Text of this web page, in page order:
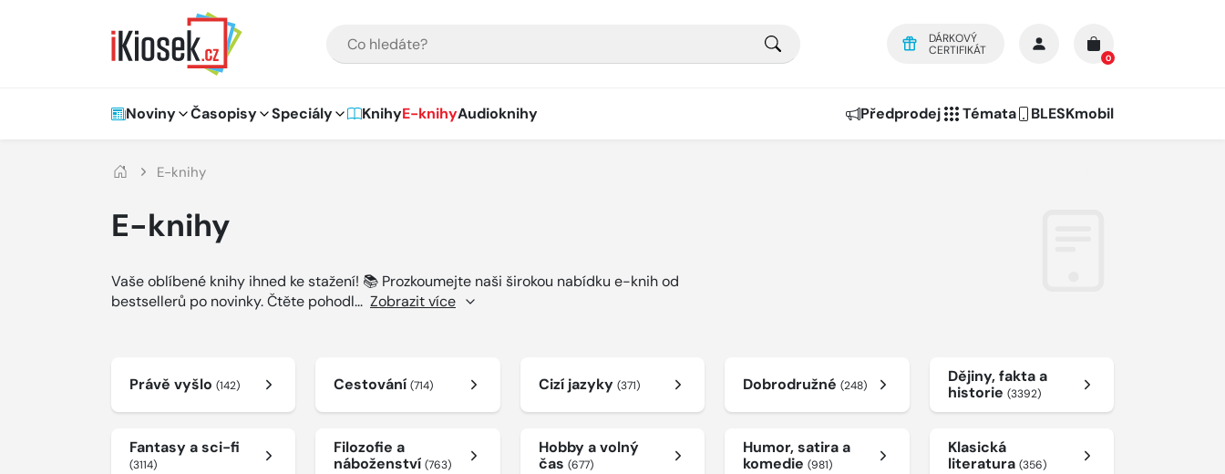
DÁRKOVÝ
CERTIFIKÁT
0
Hlavní navigace
Noviny Časopisy Speciály KnihyE-knihyAudioknihy Předprodej Témata BLESKmobil
E-knihy
E-knihy
Vaše oblíbené knihy ihned ke stažení! 📚 Prozkoumejte naši širokou nabídku e-knih od
bestsellerů po novinky. Čtěte pohodl... Zobrazit více
Právě vyšlo (142) Cestování(714) Cizí jazyky (371) Dobrodružné(248)
Dějiny, fakta a
historie (3392)
Fantasy a sci-fi
(3114)
Filozofie a
náboženství(763)
Hobby a volný
čas (677)
Humor, satira a
komedie(981)
Klasická
literatura (356)